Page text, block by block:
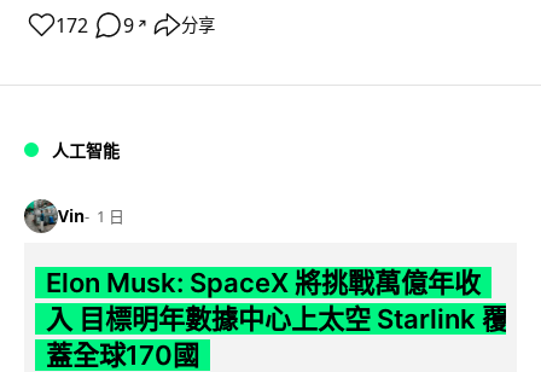
172 9 ↗ 分享
人工智能
Vin 1 日
Elon Musk: SpaceX 將挑戰萬億年收
入 目標明年數據中心上太空 Starlink 覆
蓋全球170國